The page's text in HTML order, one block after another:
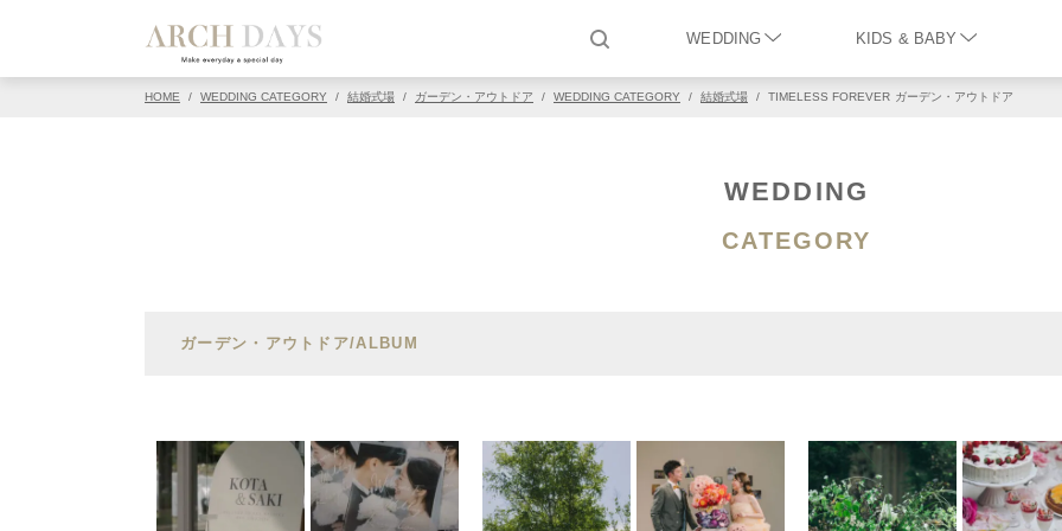
WEDDING KIDS & BABY
HOME / WEDDING CATEGORY / 結婚式場 / ガーデン・アウトドア / WEDDING CATEGORY / 結婚式場 / TIMELESS FOREVER ガーデン・アウトドア
WEDDING
CATEGORY
ガーデン・アウトドア/ALBUM